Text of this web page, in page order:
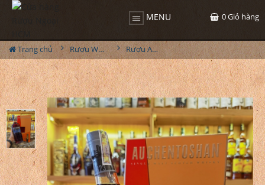
MENU 0Giỏ hàng
Trang chủ Rượu Whisky Rượu Auchentoshan Three Wood Hộp Quà 2024